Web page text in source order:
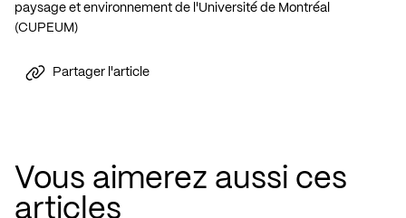
paysage et environnement de l'Université de Montréal
(CUPEUM)
Partager l'article
Vous aimerez aussi ces
articles